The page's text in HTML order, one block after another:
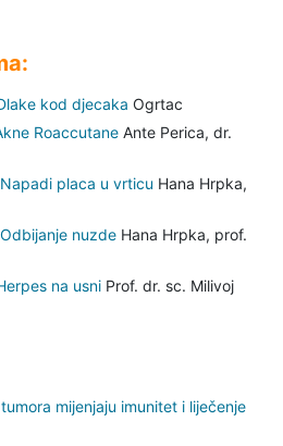
kod djecaka Ogrtac
Roaccutane Ante Perica, dr.
placa u vrticu Hana Hrpka,
nuzde Hana Hrpka, prof.
na usni Prof. dr. sc. Milivoj
mijenjaju imunitet i liječenje